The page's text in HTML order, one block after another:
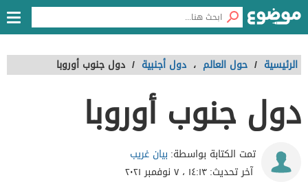
الرئيسية / حول العالم ، دول أجنبية / دول جنوب أوروبا
دول جنوب أوروبا
تمت الكتابة بواسطة: بيان غريب
آخر تحديث:١٤:١٣ ، ٧ نوفمبر ٢٠٢١